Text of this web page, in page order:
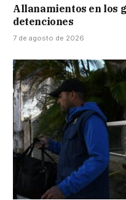
Allanamientos en los
detenciones
7 de agosto de 2026